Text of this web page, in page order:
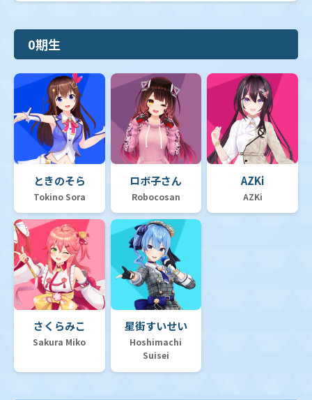
0期生
ときのそら
Tokino Sora
ロボ子さん
Robocosan
AZKi
AZKi
さくらみこ
Sakura Miko
星街すいせい
Hoshimachi
Suisei